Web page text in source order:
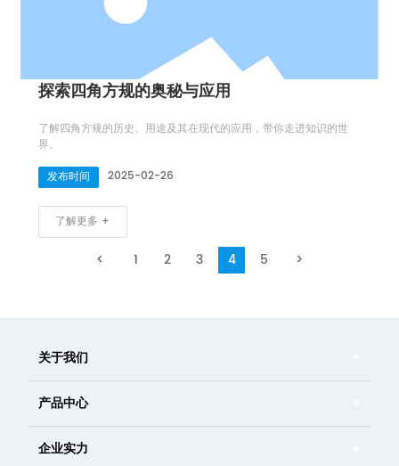
探索四角方规的奥秘与应用
了解四角方规的历史、用途及其在现代的应用，带你走进知识的世
界。
发布时间
2025-02-26
了解更多 +
< 1 2 3 4 5 >
关于我们
产品中心
企业实力